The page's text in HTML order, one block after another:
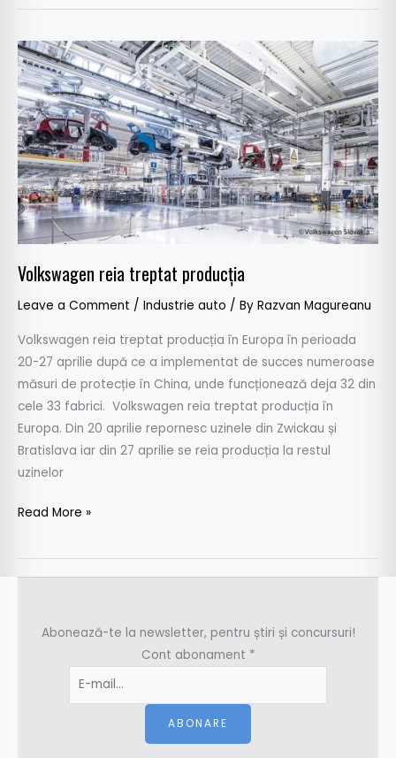
Volkswagen reia treptat producția
Leave a Comment / Industrie auto / By Razvan Magureanu
Volkswagen reia treptat producția în Europa în perioada
20-27 aprilie după ce a implementat de succes numeroase
măsuri de protecție în China, unde funcționează deja 32 din
cele 33 fabrici. Volkswagen reia treptat producția în
Europa. Din 20 aprilie repornesc uzinele din Zwickau și
Bratislava iar din 27 aprilie se reia producția la restul
uzinelor
Volkswagen
reia
treptat
producția
Read More »
Abonează-te la newsletter, pentru știri și concursuri!
Cont abonament *
ABONARE